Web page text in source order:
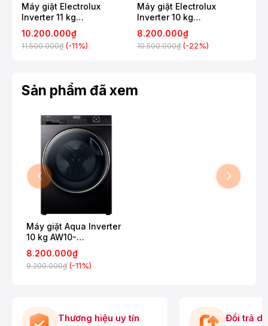
Máy giặt Electrolux
Inverter 11 kg
EWF1124D3EC
10.200.000₫
11.500.000₫ (-11%)
Máy giặt Electrolux
Inverter 10 kg
EWF1024D3EC
8.200.000₫
10.500.000₫ (-22%)
Sản phẩm đã xem
Máy giặt Aqua Inverter
10 kg AW10-
B4959U1K(B)
8.200.000₫
9.200.000₫ (-11%)
Thương hiệu uy tín Đổi trả